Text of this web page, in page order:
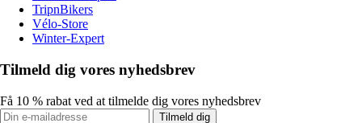
TripnBikers
Vélo-Store
Winter-Expert
Tilmeld dig vores nyhedsbrev
Få 10 % rabat ved at tilmelde dig vores nyhedsbrev
Tilmeld dig